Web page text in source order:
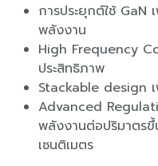
การประยุกต์ใช้ GaN
พลังงาน
High Frequency
ประสิทธิภาพ
Stackable design
Advanced
พลังงานต่อปริมาตร
เซนติเมตร